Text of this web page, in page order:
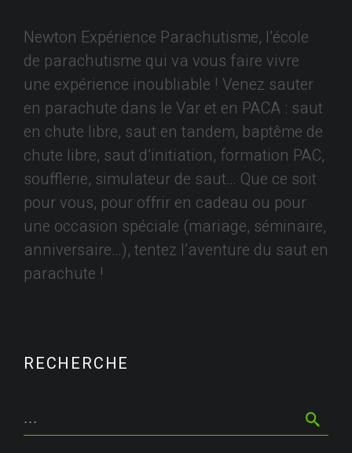
Newton Expérience Parachutisme, l’école
de parachutisme qui va vous faire vivre
une expérience inoubliable ! Venez sauter
en parachute dans le Var et en PACA : saut
en chute libre, saut en tandem, baptême de
chute libre, saut d’initiation, formation PAC,
soufflerie, simulateur de saut… Que ce soit
pour vous, pour offrir en cadeau ou pour
une occasion spéciale (mariage, séminaire,
anniversaire…), tentez l’aventure du saut en
parachute !
RECHERCHE